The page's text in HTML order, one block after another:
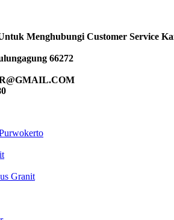
Menghubungi Customer Service
66272
Granit